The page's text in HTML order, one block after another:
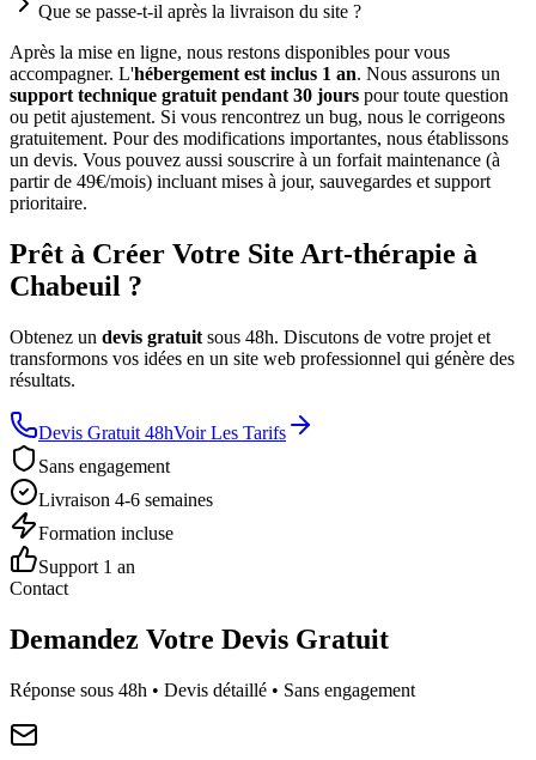
Que se passe-t-il après la livraison du site ?
Après la mise en ligne, nous restons disponibles pour vous
accompagner. L'hébergement est inclus 1 an. Nous assurons un
support technique gratuit pendant 30 jours pour toute question
ou petit ajustement. Si vous rencontrez un bug, nous le corrigeons
gratuitement. Pour des modifications importantes, nous établissons
un devis. Vous pouvez aussi souscrire à un forfait maintenance (à
partir de 49€/mois) incluant mises à jour, sauvegardes et support
prioritaire.
Prêt à Créer Votre Site Art-thérapie à
Chabeuil ?
Obtenez un devis gratuit sous 48h. Discutons de votre projet et
transformons vos idées en un site web professionnel qui génère des
résultats.
Devis Gratuit 48hVoir Les Tarifs
Sans engagement
Livraison 4-6 semaines
Formation incluse
Support 1 an
Contact
Demandez Votre Devis Gratuit
Réponse sous 48h • Devis détaillé • Sans engagement